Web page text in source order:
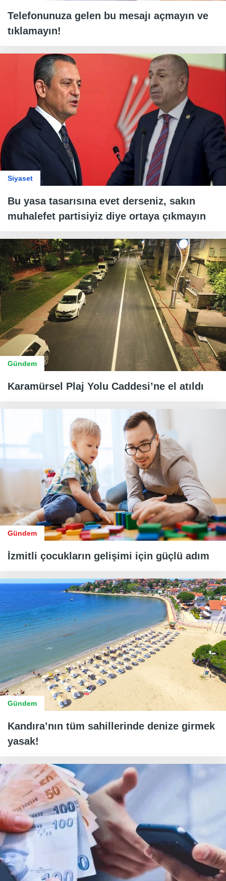
Telefonunuza gelen bu mesajı açmayın ve
tıklamayın!
Siyaset
Bu yasa tasarısına evet derseniz, sakın
muhalefet partisiyiz diye ortaya çıkmayın
Gündem
Karamürsel Plaj Yolu Caddesi’ne el atıldı
Gündem
İzmitli çocukların gelişimi için güçlü adım
Gündem
Kandıra’nın tüm sahillerinde denize girmek
yasak!